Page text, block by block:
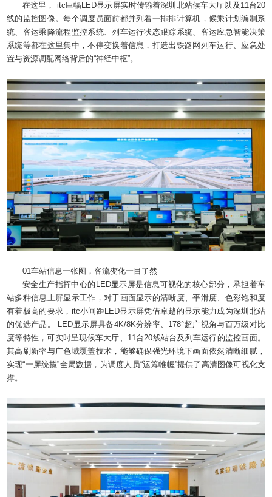
在这里， itc巨幅LED显示屏实时传输着深圳北站候车大厅以及11台20
线的监控图像。每个调度员面前都并列着一排排计算机，候乘计划编制系
统、客运乘降流程监控系统、列车运行状态跟踪系统、客运应急智能决策
系统等都在这里集中，不停变换着信息，打造出铁路网列车运行、应急处
置与资源调配网络背后的“神经中枢”。
01车站信息一张图，客流变化一目了然
安全生产指挥中心的LED显示屏是信息可视化的核心部分，承担着车
站多种信息上屏显示工作，对于画面显示的清晰度、平滑度、色彩饱和度
有着极高的要求，itc小间距LED显示屏凭借卓越的显示能力成为深圳北站
的优选产品。 LED显示屏具备4K/8K分辨率、178°超广视角与百万级对比
度等特性，可实时呈现候车大厅、11台20线站台及列车运行的监控画面。
其高刷新率与广色域覆盖技术，能够确保强光环境下画面依然清晰细腻，
实现“一屏统揽”全局数据，为调度人员“运筹帷幄”提供了高清图像可视化支
撑。